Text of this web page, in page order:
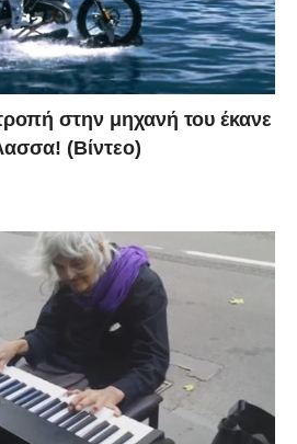
στην μηχανή του έκανε
(Βίντεο)